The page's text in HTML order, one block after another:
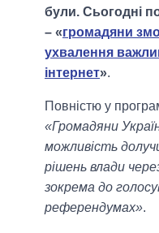
були. Сьогодні
– «громадяни
ухвалення
інтернет».
Повністю у
«Громадяни
можливість
рішень влади
зокрема до
референдумах».